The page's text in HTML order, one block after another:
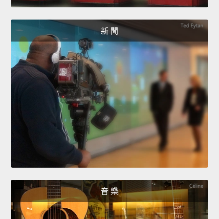
新 聞
音 樂